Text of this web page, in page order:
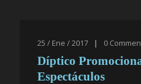
25 / Ene / 2017 | 0
Díptico
Espectáculos